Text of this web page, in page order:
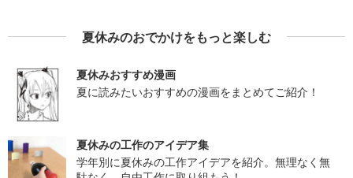
夏休みのおでかけをもっと楽しむ
夏休みおすすめ漫画
夏に読みたいおすすめの漫画をまとめてご紹介！
夏休みの工作のアイデア集
学年別に夏休みの工作アイデアを紹介。無理なく無